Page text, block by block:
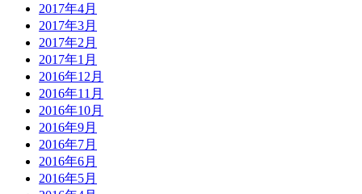
2017年4月
2017年3月
2017年2月
2017年1月
2016年12月
2016年11月
2016年10月
2016年9月
2016年7月
2016年6月
2016年5月